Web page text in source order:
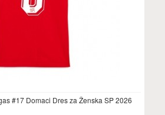
#17 Domaci Dres za Ženska SP 2026